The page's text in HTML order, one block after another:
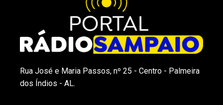
Rua José e Maria Passos, nº 25 - Centro - Palmeira
dos Índios - AL.